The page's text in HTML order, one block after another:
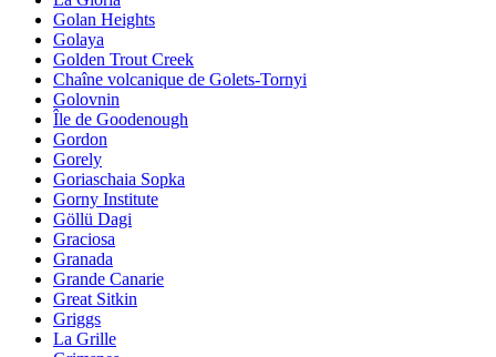
Golan Heights
Golaya
Golden Trout Creek
Chaîne volcanique de Golets-Tornyi
Golovnin
Île de Goodenough
Gordon
Gorely
Goriaschaia Sopka
Gorny Institute
Göllü Dagi
Graciosa
Granada
Grande Canarie
Great Sitkin
Griggs
La Grille